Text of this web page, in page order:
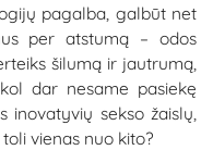
pagalba, galbūt net
per atstumą – odos
šilumą ir jautrumą,
dar nesame pasiekę
sekso žaislų,
vienas nuo kito?